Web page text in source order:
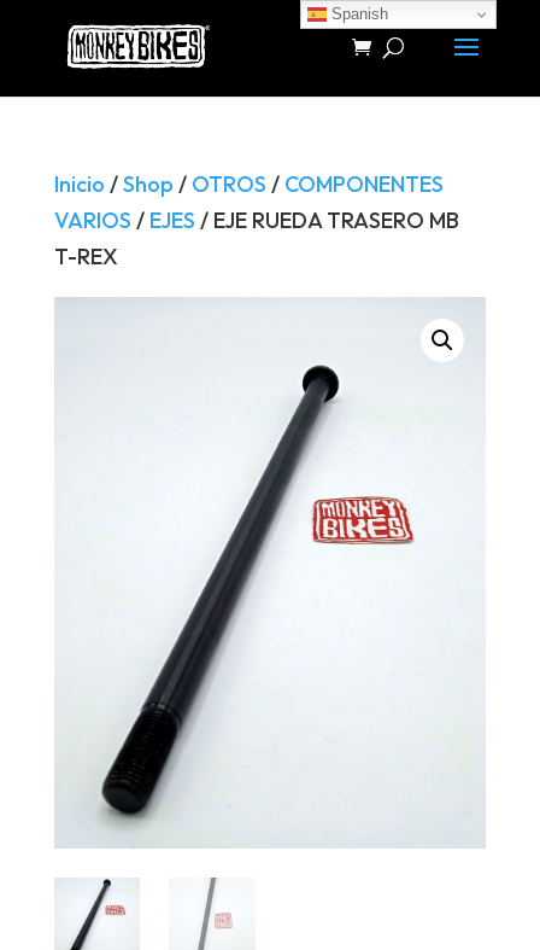
Búsqueda
productos
Inicio /Shop / OTROS / COMPONENTES
VARIOS / EJES / EJE RUEDA TRASERO MB
T-REX
Spanish